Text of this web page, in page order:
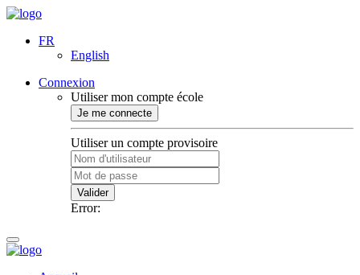
FR
English
Connexion
Utiliser mon compte école
Je me connecte
Utiliser un compte provisoire
Valider
Error: